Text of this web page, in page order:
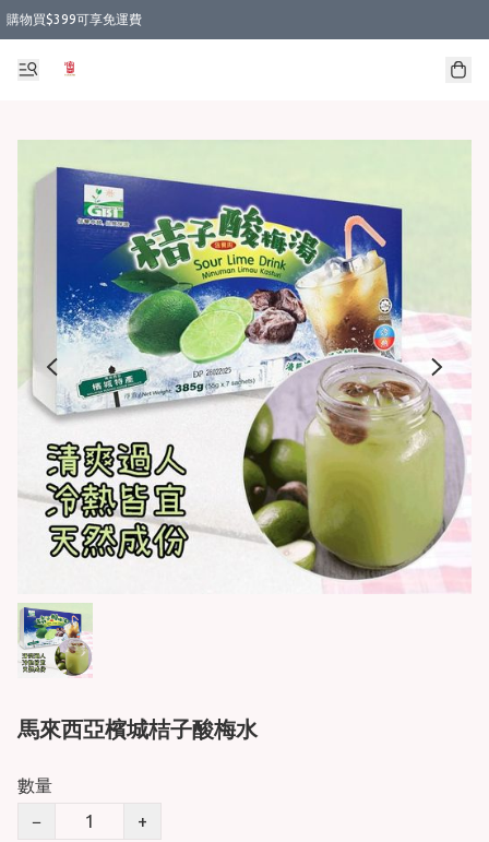
購物買$399可享免運費
馬來西亞檳城桔子酸梅水
數量
−
+